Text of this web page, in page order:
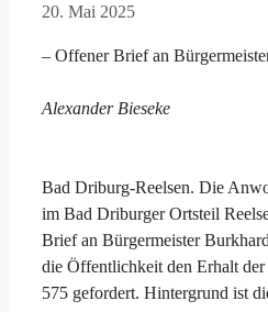
20. Mai 2025
– Offener Brief an
Alexander Bieseke
Bad Driburg-Reelsen. Die
im Bad Driburger Ortsteil
Brief an Bürgermeister
die Öffentlichkeit den Erhalt
575 gefordert. Hintergrund ist